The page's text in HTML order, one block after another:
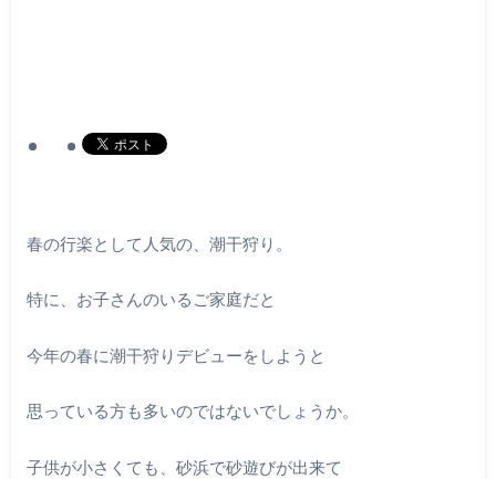
春の行楽として人気の、潮干狩り。
特に、お子さんのいるご家庭だと
今年の春に潮干狩りデビューをしようと
思っている方も多いのではないでしょうか。
子供が小さくても、砂浜で砂遊びが出来て